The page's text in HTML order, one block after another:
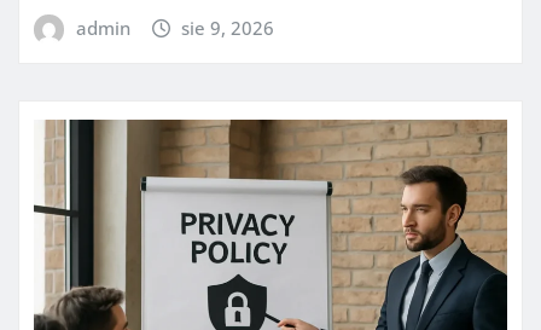
admin sie 9, 2026